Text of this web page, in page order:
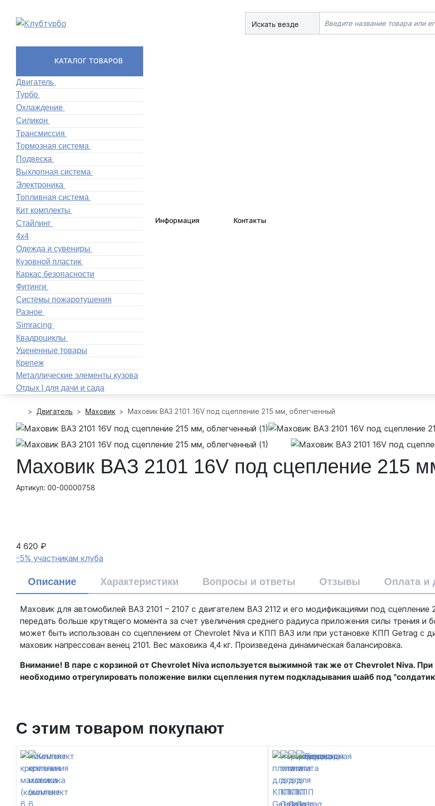
Искать везде
КАТАЛОГ ТОВАРОВ
Двигатель
Турбо
Охлаждение
Силикон
Трансмиссия
Тормозная система
Подвеска
Выхлопная система
Электроника
Топливная система
Кит комплекты
Стайлинг
4x4
Одежда и сувениры
Кузовной пластик
Каркас безопасности
Фитинги
Системы пожаротушения
Разное
Simracing
Квадроциклы
Уцененные товары
Крепеж
Металлические элементы кузова
Отдых | для дачи и сада
Информация Контакты
Двигатель Маховик Маховик ВАЗ 2101 16V под сцепление 215 мм, облегченный
Маховик ВАЗ 2101 16V под сцепление 215
Артикул: 00-00000758
4 620 ₽
-5% участникам клуба
Описание Характеристики Вопросы и ответы Отзывы Оплата и
Маховик для автомобилей ВАЗ 2101 – 2107 с двигателем ВАЗ 2112 и его модификациями под
передать больше крутящего момента за счет увеличения среднего радиуса приложения силы трения
может быть использован со сцеплением от Chevrolet Niva и КПП ВАЗ или при установке КПП Getrag с
маховик напрессован венец 2101. Вес маховика 4,4 кг. Произведена динамическая балансировка.
Внимание! В паре с корзиной от Chevrolet Niva используется выжимной так же от Chevrolet Niva.
необходимо отрегулировать положение вилки сцепления путем подкладывания шайб под
С этим товаром покупают